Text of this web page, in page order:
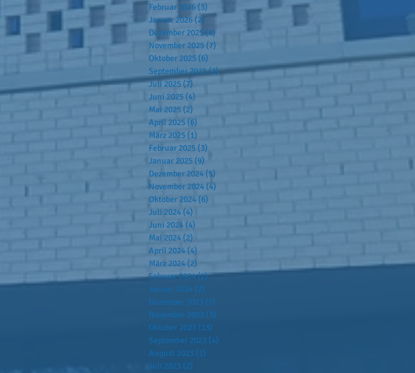
Februar 2026 (3)
Januar 2026 (2)
Dezember 2025 (6) 6 Beiträge
November 2025 (7)
Oktober 2025 (6)
September 2025(2)2 Beiträge
Juli 2025 (7)
Juni 2025 (4)
Mai 2025 (2)
April 2025 (6)
März 2025 (1)
Februar 2025 (3)
Januar 2025 (9)
Dezember 2024 (5)
November 2024 (4)
Oktober 2024 (6)
Juli 2024 (4)
Juni 2024 (4)
Mai 2024 (2)
April 2024 (4)
März 2024 (2)
Februar 2024(2)2 Beiträge
Januar 2024 (2)
Dezember 2023 (3)
November 2023 (3)
Oktober 2023 (13)
September 2023 (4)
August 2023 (1)
Juli 2023 (2)